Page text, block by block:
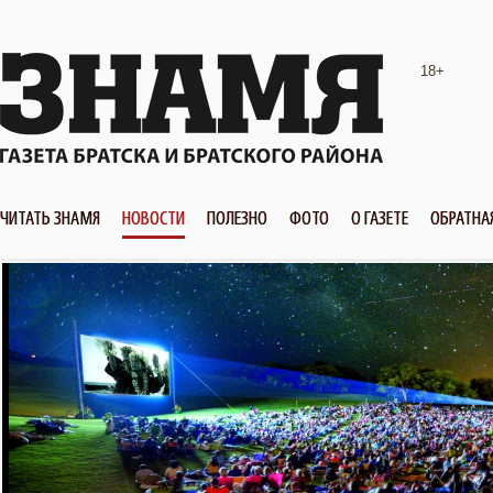
18+
ЧИТАТЬ ЗНАМЯ НОВОСТИ ПОЛЕЗНО ФОТО О ГАЗЕТЕ